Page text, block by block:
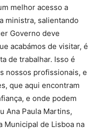
melhor acesso a
ministra, salientando
Governo deve
acabámos de visitar, é
de trabalhar. Isso é
nossos profissionais, e
que aqui encontram
e onde podem
Ana Paula Martins,
Municipal de Lisboa na